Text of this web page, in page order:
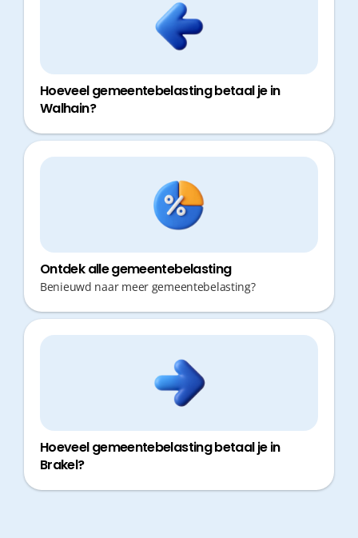
Hoeveel gemeentebelasting betaal je in
Walhain?
Ontdek alle gemeentebelasting
Benieuwd naar meer gemeentebelasting?
Hoeveel gemeentebelasting betaal je in
Brakel?